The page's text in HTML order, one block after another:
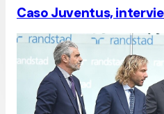
Caso Juventus,